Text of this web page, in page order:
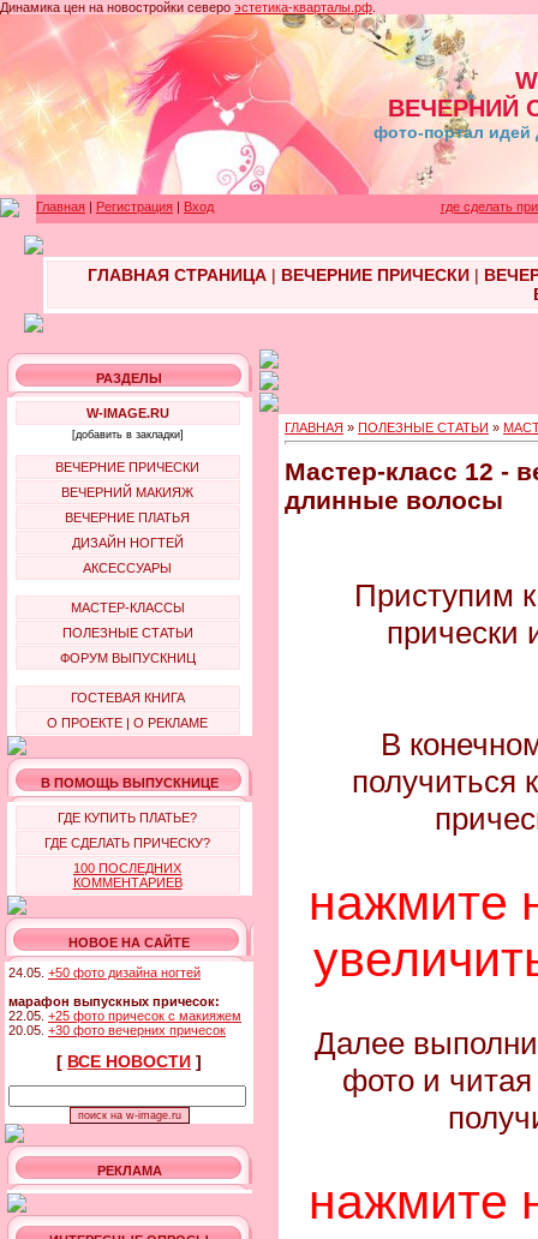
Динамика цен на новостройки северо эстетика-кварталы.рф
ВЕЧЕРНИЙ
фото-портал идей
Главная | Регистрация | Вход где сделать
ГЛАВНАЯ СТРАНИЦА| ВЕЧЕРНИЕ ПРИЧЕСКИ|
РАЗДЕЛЫ
W-IMAGE.RU
[добавить в закладки]
ВЕЧЕРНИЕ ПРИЧЕСКИ
ВЕЧЕРНИЙ МАКИЯЖ
ВЕЧЕРНИЕ ПЛАТЬЯ
ДИЗАЙН НОГТЕЙ
АКСЕССУАРЫ
МАСТЕР-КЛАССЫ
ПОЛЕЗНЫЕ СТАТЬИ
ФОРУМ ВЫПУСКНИЦ
ГОСТЕВАЯ КНИГА
О ПРОЕКТЕ | О РЕКЛАМЕ
В ПОМОЩЬ ВЫПУСКНИЦЕ
ГДЕ КУПИТЬ ПЛАТЬЕ?
ГДЕ СДЕЛАТЬ ПРИЧЕСКУ?
100 ПОСЛЕДНИХ
КОММЕНТАРИЕВ
НОВОЕ НА САЙТЕ
24.05. +50 фото дизайна ногтей
марафон выпускных причесок:
22.05. +25 фото причесок с макияжем
20.05. +30 фото вечерних причесок
[ ВСЕ НОВОСТИ ]
РЕКЛАМА
ГЛАВНАЯ » ПОЛЕЗНЫЕ СТАТЬИ »
Мастер-класс 12 -
длинные волосы
Приступим
прически
В
получиться
нажмите
Далее
фото и
нажмите